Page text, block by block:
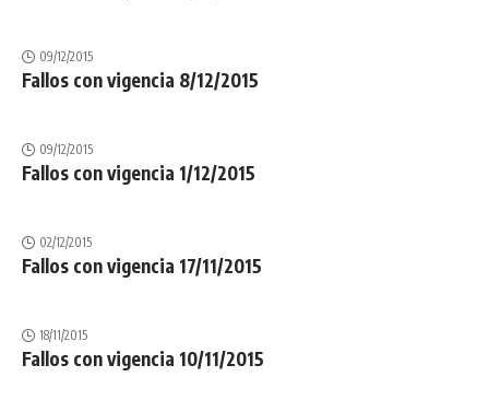
09/12/2015
Fallos con vigencia 8/12/2015
09/12/2015
Fallos con vigencia 1/12/2015
02/12/2015
Fallos con vigencia 17/11/2015
18/11/2015
Fallos con vigencia 10/11/2015